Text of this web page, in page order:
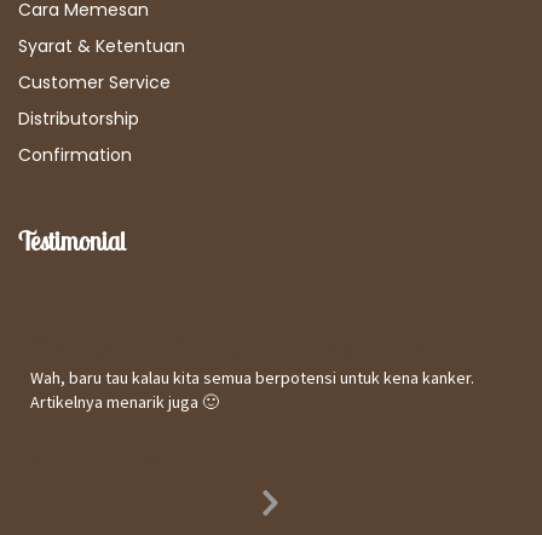
Cara Memesan
Syarat & Ketentuan
Customer Service
Distributorship
Confirmation
Testimonial
Wah, baru tau kalau kita semua berpotensi untuk kena kanker.
Artikelnya menarik juga 🙂